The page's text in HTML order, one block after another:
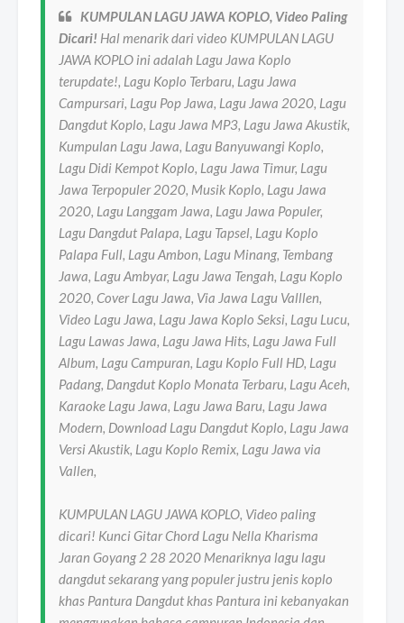
KUMPULAN LAGU JAWA KOPLO, Video Paling
Dicari! Hal menarik dari video KUMPULAN LAGU
JAWA KOPLO ini adalah Lagu Jawa Koplo
terupdate!, Lagu Koplo Terbaru, Lagu Jawa
Campursari, Lagu Pop Jawa, Lagu Jawa 2020, Lagu
Dangdut Koplo, Lagu Jawa MP3, Lagu Jawa Akustik,
Kumpulan Lagu Jawa, Lagu Banyuwangi Koplo,
Lagu Didi Kempot Koplo, Lagu Jawa Timur, Lagu
Jawa Terpopuler 2020, Musik Koplo, Lagu Jawa
2020, Lagu Langgam Jawa, Lagu Jawa Populer,
Lagu Dangdut Palapa, Lagu Tapsel, Lagu Koplo
Palapa Full, Lagu Ambon, Lagu Minang, Tembang
Jawa, Lagu Ambyar, Lagu Jawa Tengah, Lagu Koplo
2020, Cover Lagu Jawa, Via Jawa Lagu Valllen,
Video Lagu Jawa, Lagu Jawa Koplo Seksi, Lagu Lucu,
Lagu Lawas Jawa, Lagu Jawa Hits, Lagu Jawa Full
Album, Lagu Campuran, Lagu Koplo Full HD, Lagu
Padang, Dangdut Koplo Monata Terbaru, Lagu Aceh,
Karaoke Lagu Jawa, Lagu Jawa Baru, Lagu Jawa
Modern, Download Lagu Dangdut Koplo, Lagu Jawa
Versi Akustik, Lagu Koplo Remix, Lagu Jawa via
Vallen,
KUMPULAN LAGU JAWA KOPLO, Video paling
dicari! Kunci Gitar Chord Lagu Nella Kharisma
Jaran Goyang 2 28 2020 Menariknya lagu lagu
dangdut sekarang yang populer justru jenis koplo
khas Pantura Dangdut khas Pantura ini kebanyakan